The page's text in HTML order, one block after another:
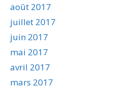
août 2017
juillet 2017
juin 2017
mai 2017
avril 2017
mars 2017